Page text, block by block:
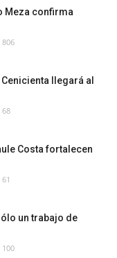
Meza confirma
806
llegará al
68
Costa fortalecen
61
un trabajo de
100